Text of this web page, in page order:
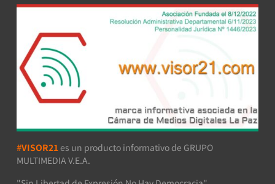
#VISOR21 es un producto informativo de GRUPO
MULTIMEDIA V.E.A.